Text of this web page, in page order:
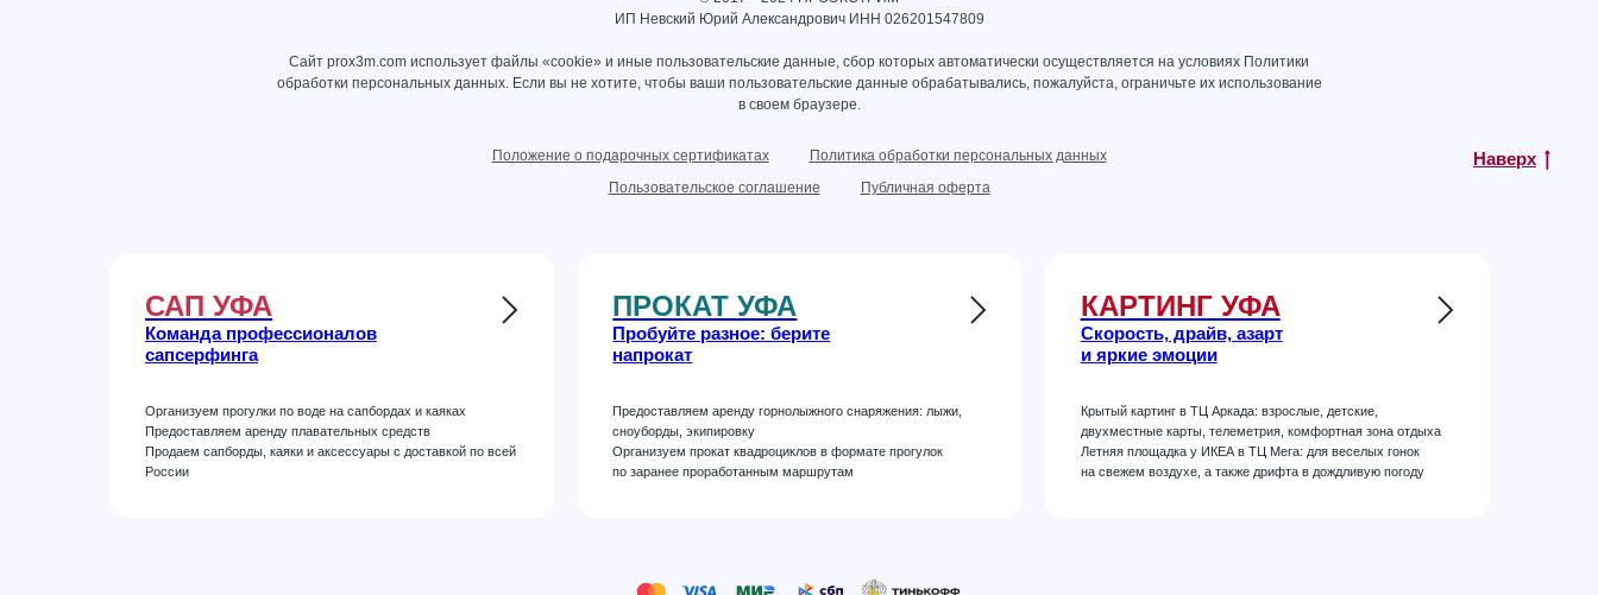
ИП Невский Юрий Александрович ИНН 026201547809
Сайт prox3m.com использует файлы «cookie» и иные пользовательские данные, сбор которых автоматически осуществляется на условиях Политики
обработки персональных данных. Если вы не хотите, чтобы ваши пользовательские данные обрабатывались, пожалуйста, ограничьте их использование
в своем браузере.
Положение о подарочных сертификатах
Политика обработки персональных данных
Пользовательское соглашение
Публичная оферта
Наверх
САП УФА
Команда профессионалов
сапсерфинга
Организуем прогулки по воде на сапбордах и каяках
Предоставляем аренду плавательных средств
Продаем сапборды, каяки и аксессуары с доставкой по всей
России
ПРОКАТ УФА
Пробуйте разное: берите
напрокат
Предоставляем аренду горнолыжного снаряжения: лыжи,
сноуборды, экипировку
Организуем прокат квадроциклов в формате прогулок
по заранее проработанным маршрутам
КАРТИНГ УФА
Скорость, драйв, азарт
и яркие эмоции
Крытый картинг в ТЦ Аркада: взрослые, детские,
двухместные карты, телеметрия, комфортная зона отдыха
Летняя площадка у ИКЕА в ТЦ Мега: для веселых гонок
на свежем воздухе, а также дрифта в дождливую погоду